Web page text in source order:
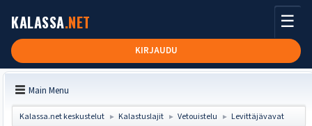
KALASSA.NET
KIRJAUDU
☰
Main Menu
Kalassa.net keskustelut ► Kalastuslajit ► Vetouistelu ► Levittäjävavat